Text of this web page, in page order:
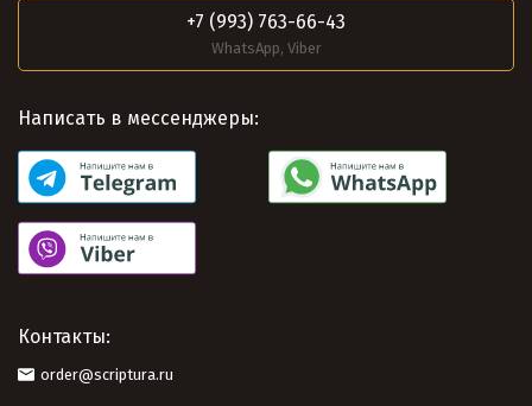
+7 (993) 763-66-43
WhatsApp, Viber
Написать в мессенджеры:
Контакты:
order@scriptura.ru